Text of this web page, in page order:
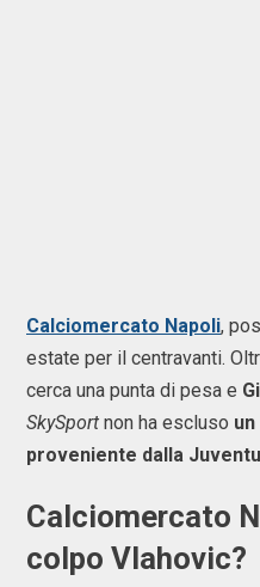
Calciomercato Napoli,
estate per il centravanti.
cerca una punta di pesa e
SkySport non ha escluso
proveniente dalla
Calciomercato
colpo Vlahovic?